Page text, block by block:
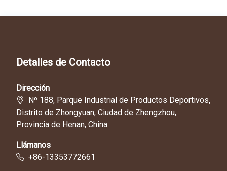
Detalles de Contacto
Dirección
Nº 188, Parque Industrial de Productos Deportivos,
Distrito de Zhongyuan, Ciudad de Zhengzhou,
Provincia de Henan, China
Llámanos
+86-13353772661